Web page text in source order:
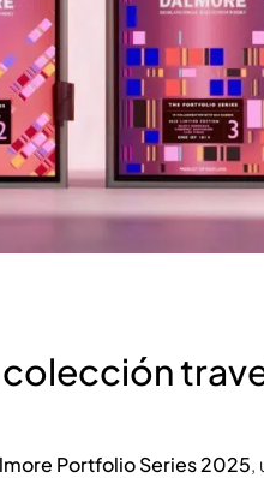
colección
Portfolio Series 2025,